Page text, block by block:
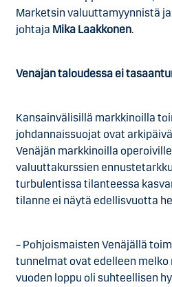
Marketsin valuuttamyynnistä
johtaja Mika Laakkonen.
Venäjän taloudessa ei
Kansainvälisillä markkinoilla
johdannaissuojat ovat
Venäjän markkinoilla
valuuttakurssien
turbulentissa tilanteessa
tilanne ei näytä edellisvuotta
– Pohjoismaisten Venäjällä
tunnelmat ovat edelleen melko
vuoden loppu oli suhteellisen